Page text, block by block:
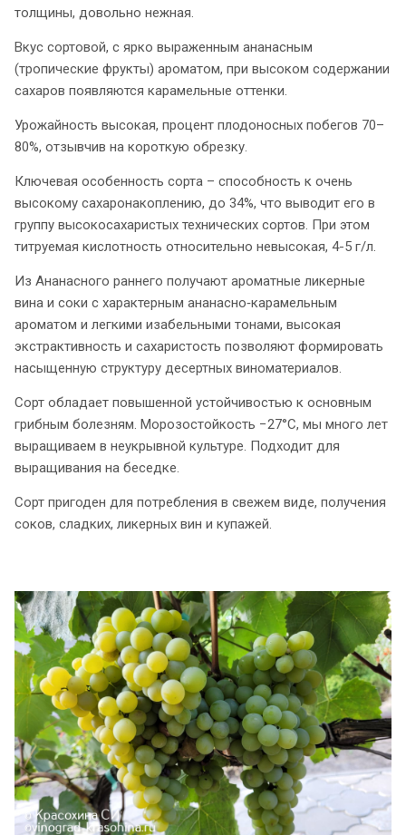
толщины, довольно нежная.
Вкус сортовой, с ярко выраженным ананасным
(тропические фрукты) ароматом, при высоком содержании
сахаров появляются карамельные оттенки.
Урожайность высокая, процент плодоносных побегов 70–
80%, отзывчив на короткую обрезку.
Ключевая особенность сорта – способность к очень
высокому сахаронакоплению, до 34%, что выводит его в
группу высокосахаристых технических сортов. При этом
титруемая кислотность относительно невысокая, 4-5 г/л.
Из Ананасного раннего получают ароматные ликерные
вина и соки с характерным ананасно‑карамельным
ароматом и легкими изабельными тонами, высокая
экстрактивность и сахаристость позволяют формировать
насыщенную структуру десертных виноматериалов.
Сорт обладает повышенной устойчивостью к основным
грибным болезням. Морозостойкость −27°С, мы много лет
выращиваем в неукрывной культуре. Подходит для
выращивания на беседке.
Сорт пригоден для потребления в свежем виде, получения
соков, сладких, ликерных вин и купажей.